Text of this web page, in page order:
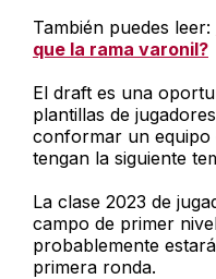
También puedes leer:
que la rama varonil?
El draft es una
plantillas de
conformar un equipo
tengan la siguiente
La clase 2023 de
campo de primer
probablemente
primera ronda.